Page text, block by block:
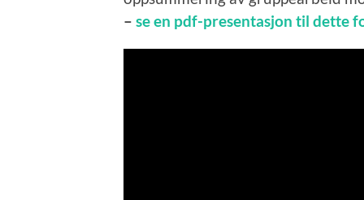
– se en pdf-presentasjon til dette